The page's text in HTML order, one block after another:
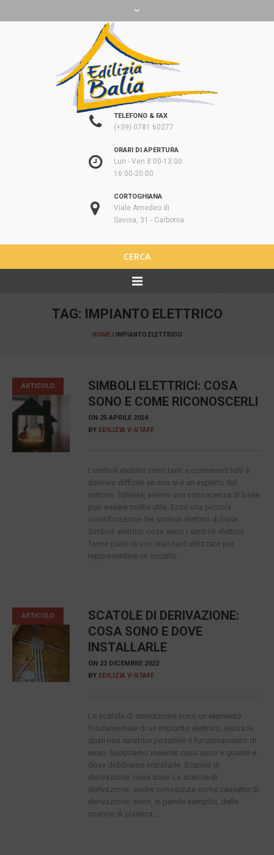
TELEFONO & FAX
(+39) 0781 60277
ORARI DI APERTURA
Lun - Ven 8:00-13:00
16:00-20:00
CORTOGHIANA
Viale Amedeo di
Savoia, 31 - Carbonia
CERCA
TAG: IMPIANTO ELETTRICO
HOME / IMPIANTO ELETTRICO
ARTICOLO
SIMBOLI ELETTRICI: COSA
SONO E COME RICONOSCERLI
ON 25 APRILE 2024
BY EDILIZIA V-STAFF
I simboli elettrici sono tanti e conoscerli tutti è
davvero difficile se non si è un esperto del
settore. Tuttavia, averne una conoscenza di base
può essere molto utile. Ecco una piccola
classificazione dei simboli elettrici di base.
Simboli elettrici: cosa sono I simboli elettrici
fanno parte di uno standard utilizzato per
rappresentare un circuito...
ARTICOLO
SCATOLE DI DERIVAZIONE:
COSA SONO E DOVE
INSTALLARLE
ON 22 DICEMBRE 2022
BY EDILIZIA V-STAFF
Le scatole di derivazione sono un elemento
fondamentale di un impianto elettrico, senza le
quali non sarebbe possibile il funzionamento di
esso. Scopriamo insieme cosa sono e quante e
dove dobbiamo installarle. Scatole di
derivazione: cosa sono Le scatole di
derivazione, anche conosciute come cassette di
derivazione, sono, in parole semplici, delle
scatole di plastica,...